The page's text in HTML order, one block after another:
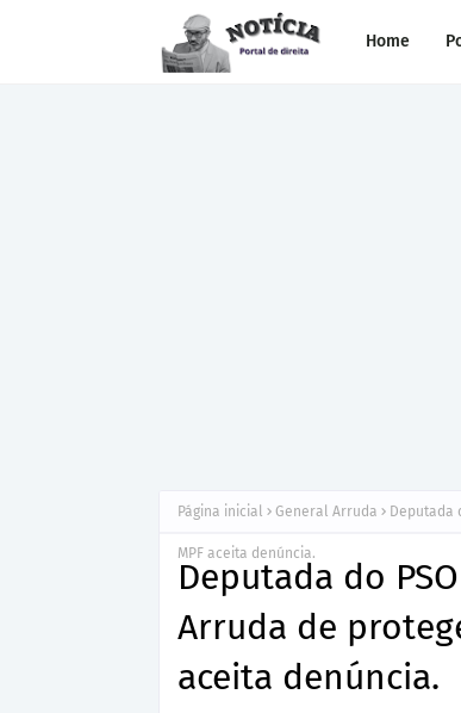
Home
Página inicial General Arruda Deputada
MPF aceita denúncia.
Deputada do
Arruda de
aceita denúncia.